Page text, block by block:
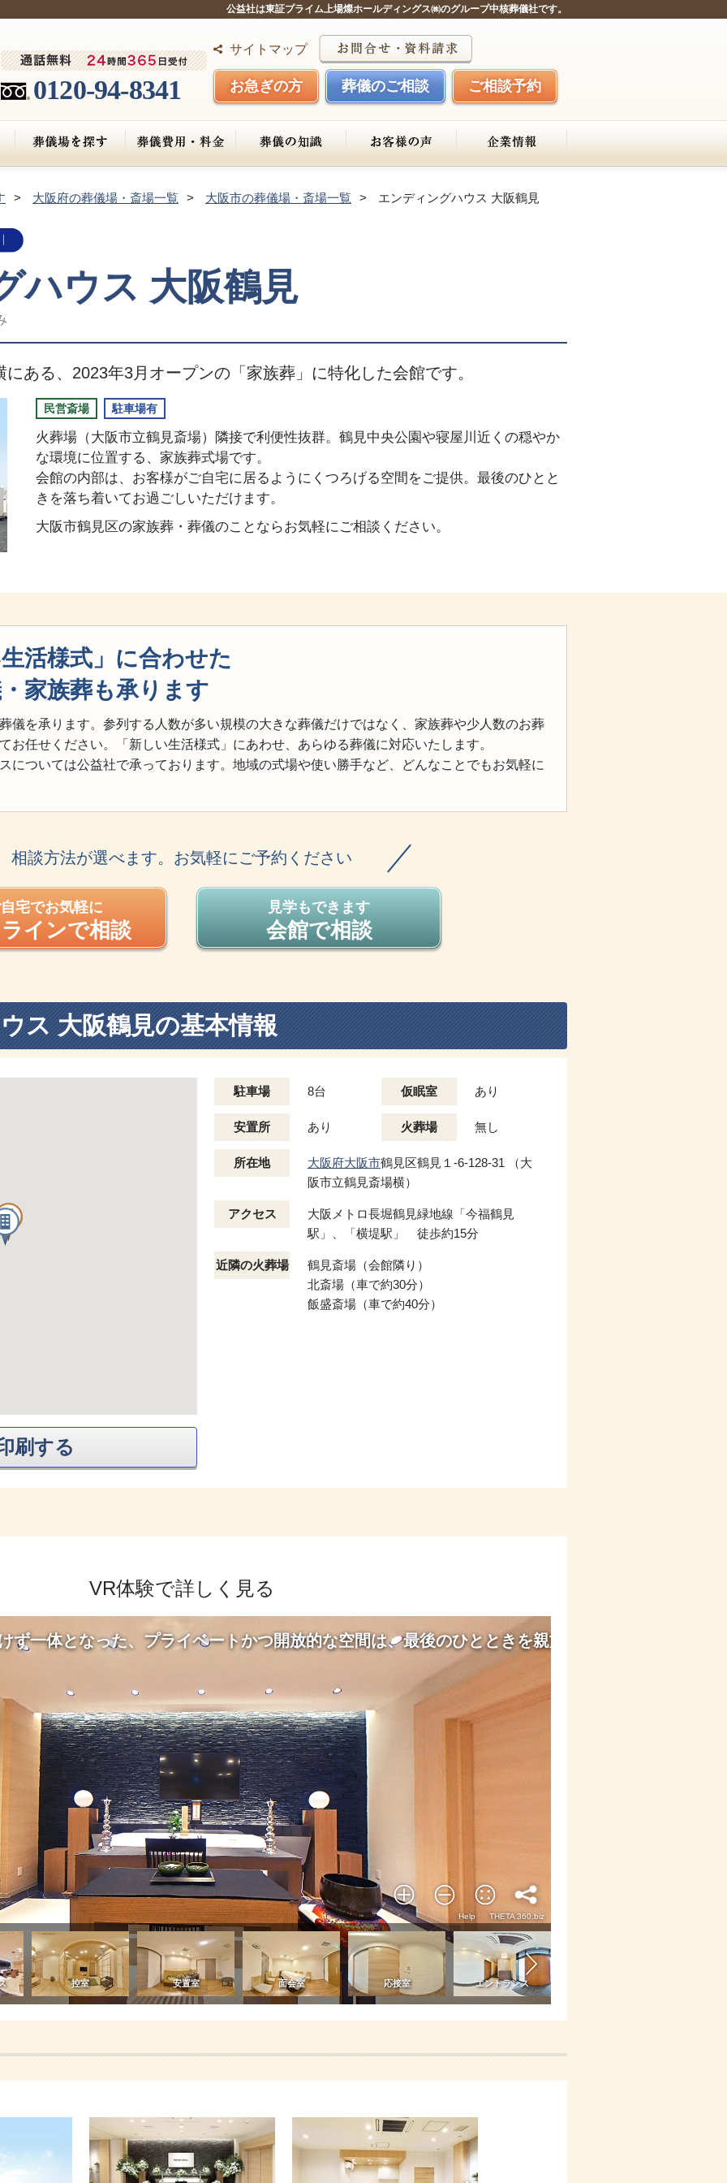
公益社は東証プライム上場燦ホールディングス㈱のグループ中核葬儀社です。
サイトマップ
お急ぎの方 葬儀のご相談 ご相談予約
0120-94-8341
大阪府の葬儀場・斎場一覧 大阪市の葬儀場・斎場一覧 エンディングハウス 大阪鶴見
ハウス 大阪鶴見
ある、2023年3月オープンの「家族葬」に特化した会館です。
民営斎場 駐車場有
火葬場（大阪市立鶴見斎場）隣接で利便性抜群。鶴見中央公園や寝屋川近くの穏やか
な環境に位置する、家族葬式場です。
会館の内部は、お客様がご自宅に居るようにくつろげる空間をご提供。最後のひとと
きを落ち着いてお過ごしいただけます。
大阪市鶴見区の家族葬・葬儀のことならお気軽にご相談ください。
活様式」に合わせた
家族葬も承ります
儀を承ります。参列する人数が多い規模の大きな葬儀だけではなく、家族葬や少人数のお葬
お任せください。「新しい生活様式」にあわせ、あらゆる葬儀に対応いたします。
については公益社で承っております。地域の式場や使い勝手など、どんなことでもお気軽に
相談方法が選べます。お気軽にご予約ください
宅でお気軽に
インで相談
見学もできます
会館で相談
ス 大阪鶴見の基本情報
刷する
駐車場 8台 仮眠室 あり
安置所 あり 火葬場 無し
所在地 大阪府大阪市鶴見区鶴見１-6-128-31 （大
阪市立鶴見斎場横）
アクセス
大阪メトロ長堀鶴見緑地線「今福鶴見
駅」、「横堤駅」 徒歩約15分
近隣の火葬場
鶴見斎場（会館隣り）
北斎場（車で約30分）
飯盛斎場（車で約40分）
VR体験で詳しく見る